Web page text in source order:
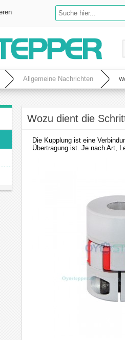
Allgemeine Nachrichten
Wozu dient die
Die Kupplung ist eine
Übertragung ist. Je nach Art,